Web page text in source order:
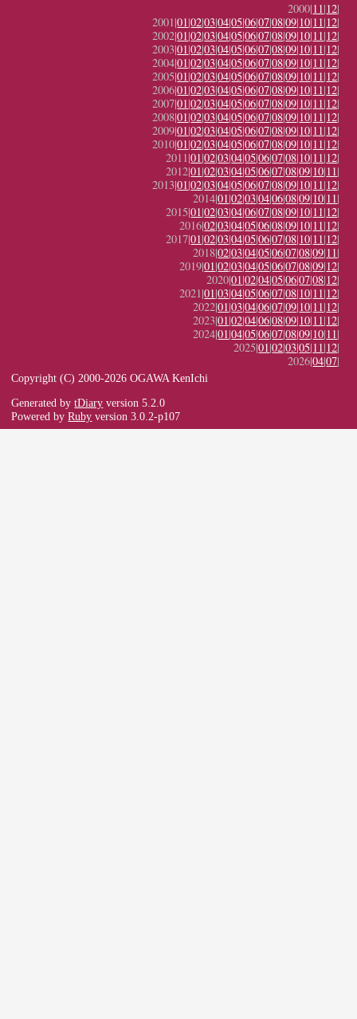
2000|11|12|
2001|01|02|03|04|05|06|07|08|09|10|11|12|
2002|01|02|03|04|05|06|07|08|09|10|11|12|
2003|01|02|03|04|05|06|07|08|09|10|11|12|
2004|01|02|03|04|05|06|07|08|09|10|11|12|
2005|01|02|03|04|05|06|07|08|09|10|11|12|
2006|01|02|03|04|05|06|07|08|09|10|11|12|
2007|01|02|03|04|05|06|07|08|09|10|11|12|
2008|01|02|03|04|05|06|07|08|09|10|11|12|
2009|01|02|03|04|05|06|07|08|09|10|11|12|
2010|01|02|03|04|05|06|07|08|09|10|11|12|
2011|01|02|03|04|05|06|07|08|10|11|12|
2012|01|02|03|04|05|06|07|08|09|10|11|
2013|01|02|03|04|05|06|07|08|09|10|11|12|
2014|01|02|03|04|06|08|09|10|11|
2015|01|02|03|04|06|07|08|09|10|11|12|
2016|02|03|04|05|06|08|09|10|11|12|
2017|01|02|03|04|05|06|07|08|10|11|12|
2018|02|03|04|05|06|07|08|09|11|
2019|01|02|03|04|05|06|07|08|09|12|
2020|01|02|04|05|06|07|08|12|
2021|01|03|04|05|06|07|08|10|11|12|
2022|01|03|04|06|07|09|10|11|12|
2023|01|02|04|06|08|09|10|11|12|
2024|01|04|05|06|07|08|09|10|11|
2025|01|02|03|05|11|12|
2026|04|07|
Copyright (C) 2000-2026 OGAWA KenIchi
Generated bytDiary version 5.2.0
Powered byRuby version 3.0.2-p107